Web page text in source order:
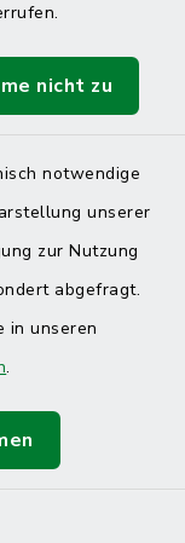
nicht zu
notwendige
unserer
zur Nutzung
abgefragt.
in unseren
.